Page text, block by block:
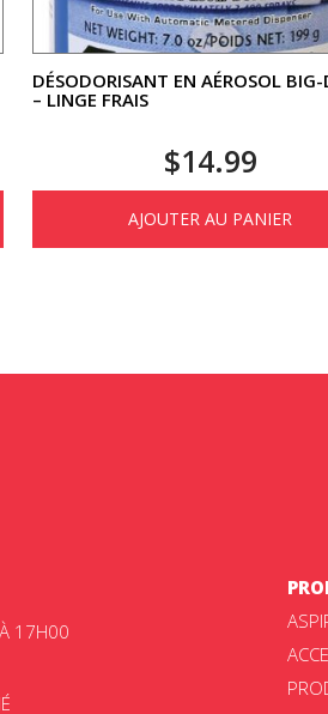
DÉSODORISANT EN AÉROSOL BIG-
– LINGE FRAIS
$14.99
AJOUTER AU PANIER
17H00